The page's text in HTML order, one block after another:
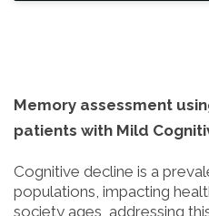
Memory assessment
patients with Mild
Cognitive decline is a
populations, impacting
society ages, addressing